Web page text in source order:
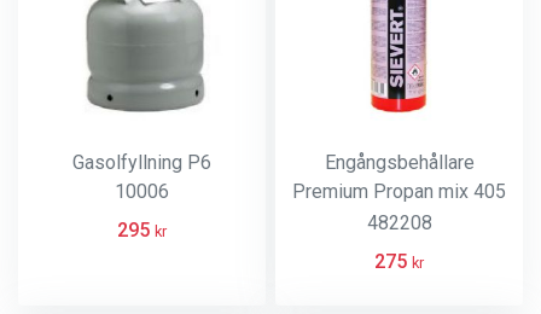
Gasolfyllning P6
10006
295 kr
Engångsbehållare
Premium Propan mix 405
gram
482208
275 kr